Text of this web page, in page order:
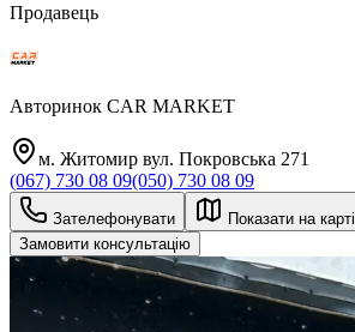
Продавець
Авторинок CAR MARKET
м. Житомир вул. Покровська 271
(067) 730 08 09(050) 730 08 09
Зателефонувати
Показати на карті
Замовити консультацію